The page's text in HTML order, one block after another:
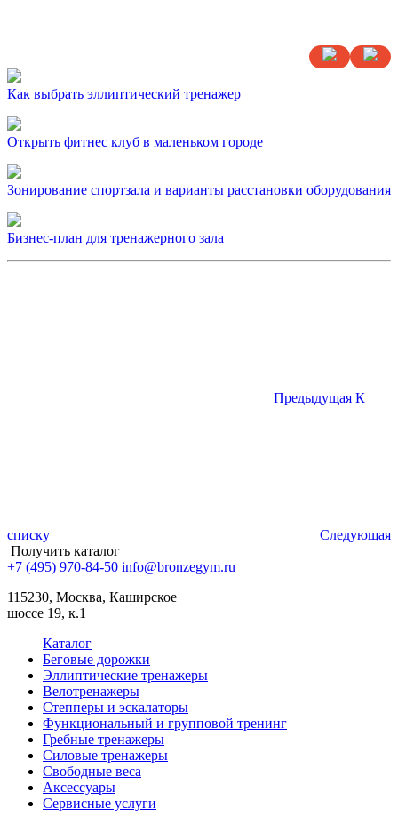
Как выбрать эллиптический тренажер
Открыть фитнес клуб в маленьком городе
Зонирование спортзала и варианты расстановки оборудования
Бизнес-план для тренажерного зала
Предыдущая К
списку
Следующая
Получить каталог
+7 (495) 970-84-50 info@bronzegym.ru
115230, Москва, Каширское
шоссе 19, к.1
Каталог
Беговые дорожки
Эллиптические тренажеры
Велотренажеры
Степперы и эскалаторы
Функциональный и групповой тренинг
Гребные тренажеры
Силовые тренажеры
Свободные веса
Аксессуары
Сервисные услуги